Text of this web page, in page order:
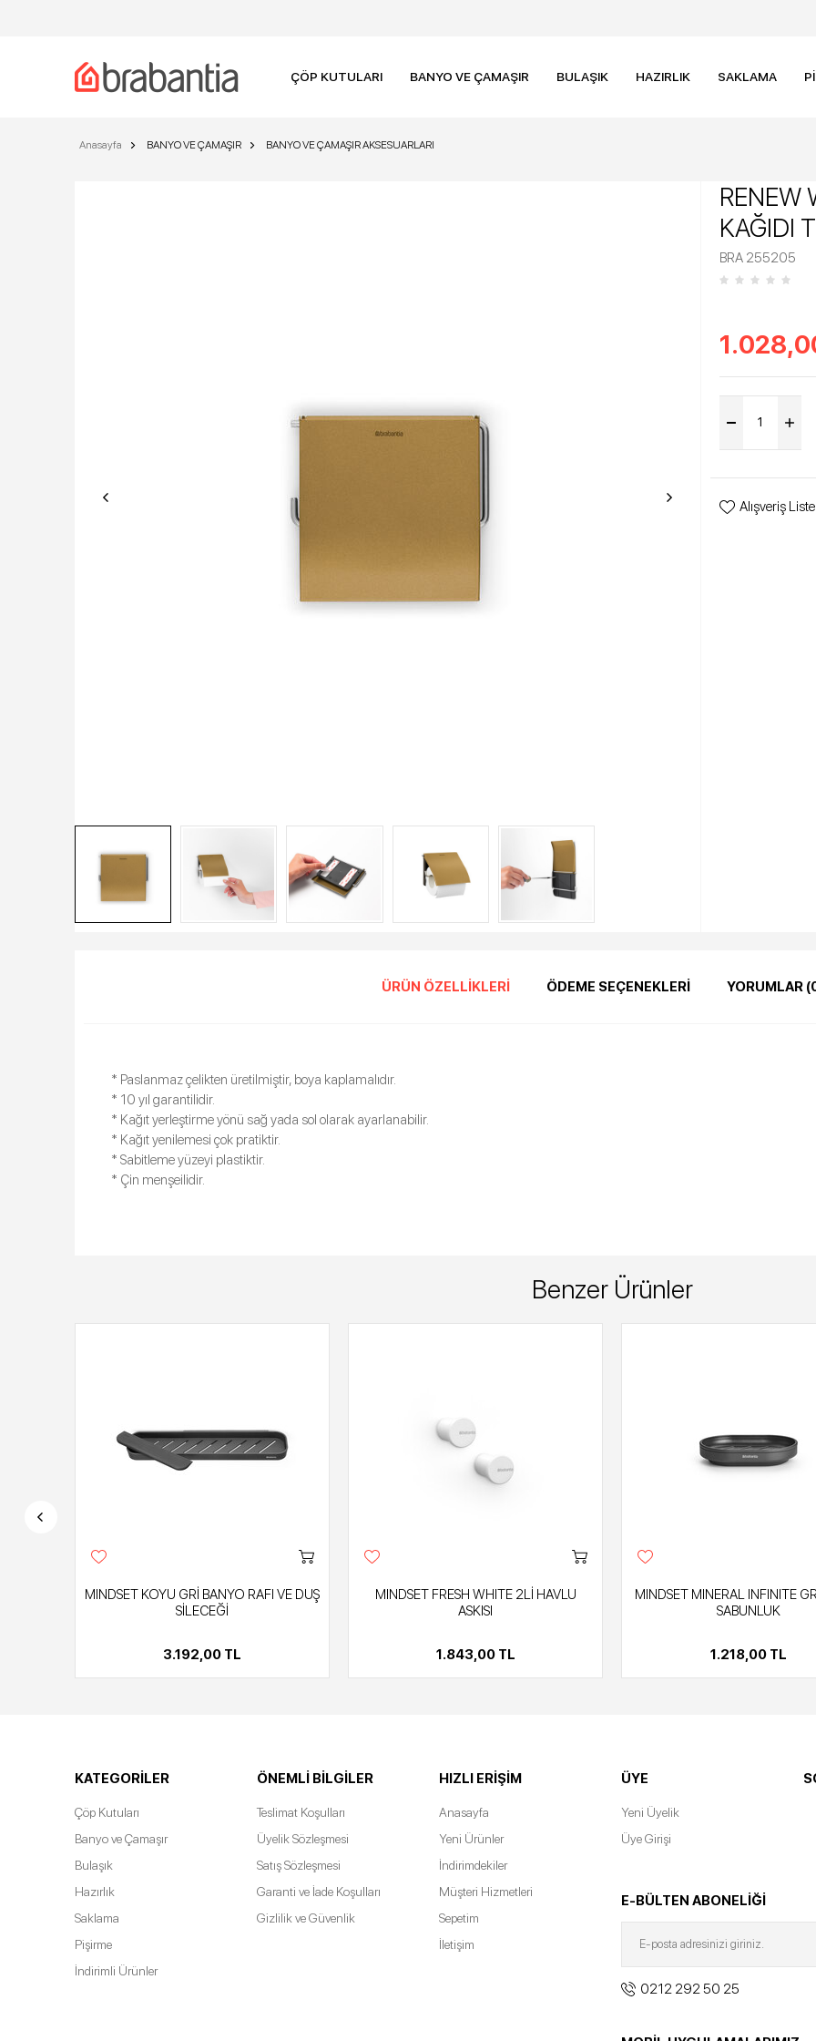
ÇÖP KUTULARI BANYO VE ÇAMAŞIR BULAŞIK HAZIRLIK SAKLAMA
Anasayfa BANYO VE ÇAMAŞIR BANYO VE ÇAMAŞIR AKSESUARLARI
RENEW
KAĞIDI
BRA 255205
Alışveriş
ÜRÜN ÖZELLIKLERI ÖDEME SEÇENEKLERI YORUMLAR
* Paslanmaz çelikten üretilmiştir, boya kaplamalıdır.
* 10 yıl garantilidir.
* Kağıt yerleştirme yönü sağ yada sol olarak ayarlanabilir.
* Kağıt yenilemesi çok pratiktir.
* Sabitleme yüzeyi plastiktir.
* Çin menşeilidir.
Benzer Ürünler
MINDSET KOYU GRİ BANYO RAFI VE DUŞ
SİLECEĞİ
3.192,00 TL
MINDSET FRESH WHITE 2Lİ HAVLU
ASKISI
1.843,00 TL
MINDSET MINERAL INFINITE
SABUNLUK
1.218,00 TL
KATEGORILER
Çöp Kutuları
Banyo ve Çamaşır
Bulaşık
Hazırlık
Saklama
Pişirme
İndirimli Ürünler
ÖNEMLI BILGILER
Teslimat Koşulları
Üyelik Sözleşmesi
Satış Sözleşmesi
Garanti ve İade Koşulları
Gizlilik ve Güvenlik
HIZLI ERIŞIM
Anasayfa
Yeni Ürünler
İndirimdekiler
Müşteri Hizmetleri
Sepetim
İletişim
ÜYE
Yeni Üyelik
Üye Girişi
E-BÜLTEN ABONELİĞİ
0212 292 50 25